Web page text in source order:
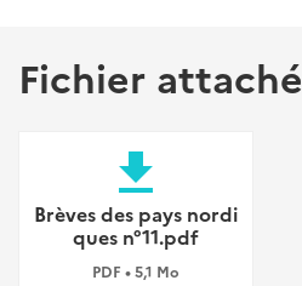
Fichier attaché
file_download
Brèves des pays nordi
ques n°11.pdf
PDF • 5,1 Mo